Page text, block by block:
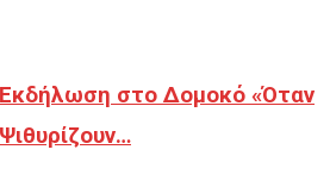
στο Δομοκό «Όταν